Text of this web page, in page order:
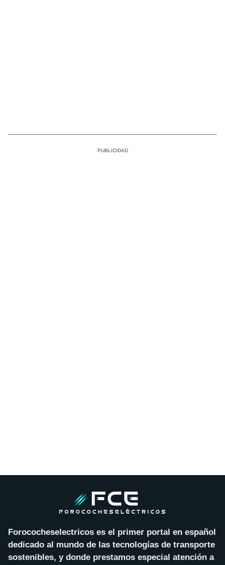
Forococheselectricos es el primer portal en español
dedicado al mundo de las tecnologías de transporte
sostenibles, y donde prestamos especial atención a